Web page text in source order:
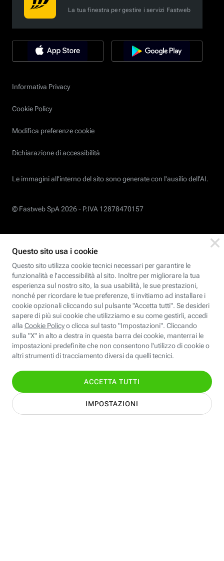
La tua finestra per gestire i servizi Fastweb
Informativa Privacy
Cookie Policy
Modifica preferenze cookie
Dichiarazione di accessibilità
Le immagini all’interno del sito sono generate con l'ausilio dell'AI.
© Fastweb SpA 2026 - P.IVA 12878470157